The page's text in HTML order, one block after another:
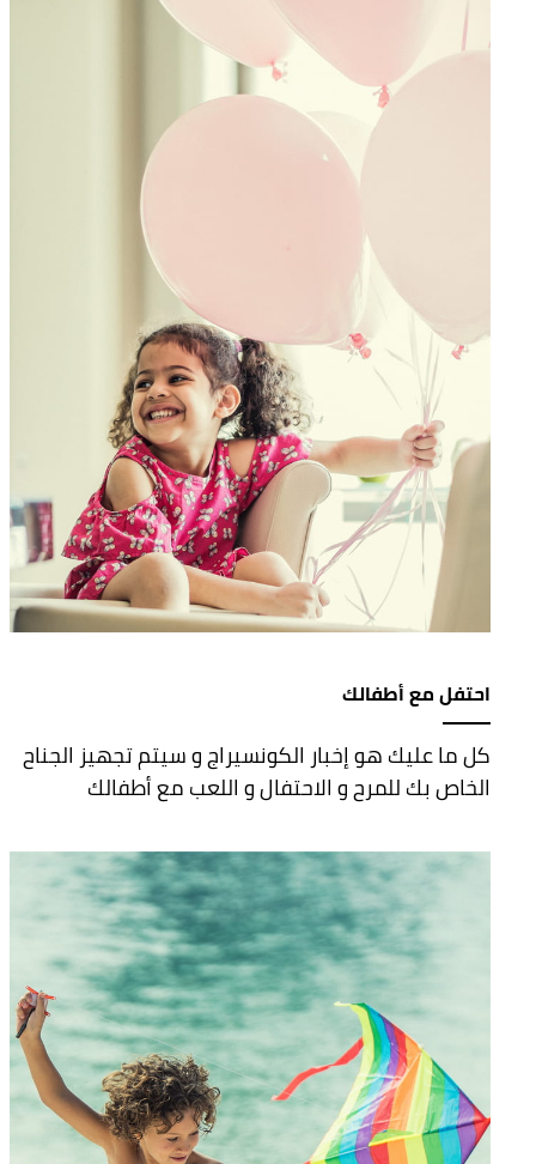
احتفل مع أطفالك
كل ما عليك هو إخبار الكونسيراج و سيتم تجهيز الجناح
الخاص بك للمرح و الاحتفال و اللعب مع أطفالك